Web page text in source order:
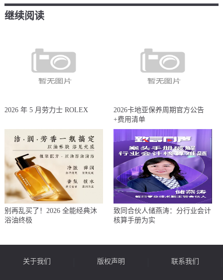
继续阅读
2026 年 5 月劳力士 ROLEX
2026卡地亚保养周期官方公告
+费用清单
别再乱买了！2026 全能经典沐
浴油终极
致同合伙人储燕涛：分行业会计
核算手册为实
关于我们 版权声明 联系我们